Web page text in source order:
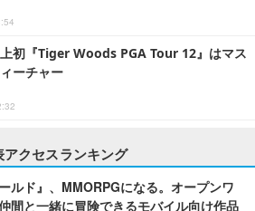
初『Tiger Woods PGA Tour 12』はマス
ーチャー
アクセスランキング
ールド』、MMORPGになる。オープンワ
間と一緒に冒険できるモバイル向け作品